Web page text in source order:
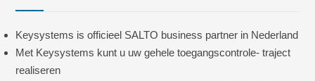
Keysystems is officieel SALTO business partner in Nederland
Met Keysystems kunt u uw gehele toegangscontrole- traject
realiseren